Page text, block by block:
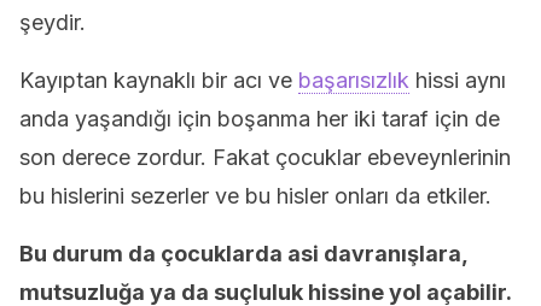
şeydir.
Kayıptan kaynaklı bir acı ve başarısızlık hissi aynı
anda yaşandığı için boşanma her iki taraf için de
son derece zordur. Fakat çocuklar ebeveynlerinin
bu hislerini sezerler ve bu hisler onları da etkiler.
Bu durum da çocuklarda asi davranışlara,
mutsuzluğa ya da suçluluk hissine yol açabilir.